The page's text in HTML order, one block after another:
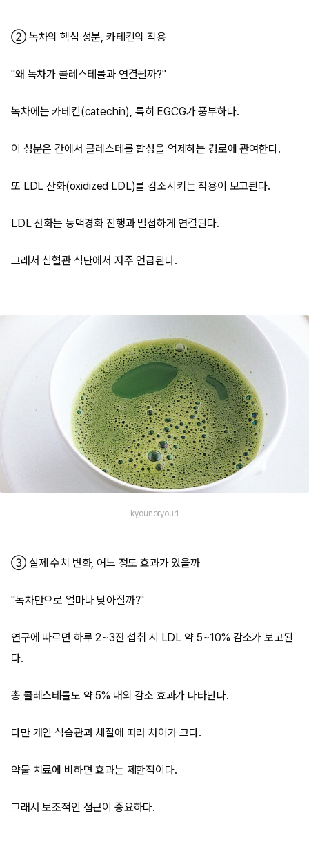
② 녹차의 핵심 성분, 카테킨의 작용
"왜 녹차가 콜레스테롤과 연결될까?"
녹차에는 카테킨(catechin), 특히 EGCG가 풍부하다.
이 성분은 간에서 콜레스테롤 합성을 억제하는 경로에 관여한다.
또 LDL 산화(oxidized LDL)를 감소시키는 작용이 보고된다.
LDL 산화는 동맥경화 진행과 밀접하게 연결된다.
그래서 심혈관 식단에서 자주 언급된다.
kyounoryouri
③ 실제 수치 변화, 어느 정도 효과가 있을까
"녹차만으로 얼마나 낮아질까?"
연구에 따르면 하루 2~3잔 섭취 시 LDL 약 5~10% 감소가 보고된
다.
총 콜레스테롤도 약 5% 내외 감소 효과가 나타난다.
다만 개인 식습관과 체질에 따라 차이가 크다.
약물 치료에 비하면 효과는 제한적이다.
그래서 보조적인 접근이 중요하다.